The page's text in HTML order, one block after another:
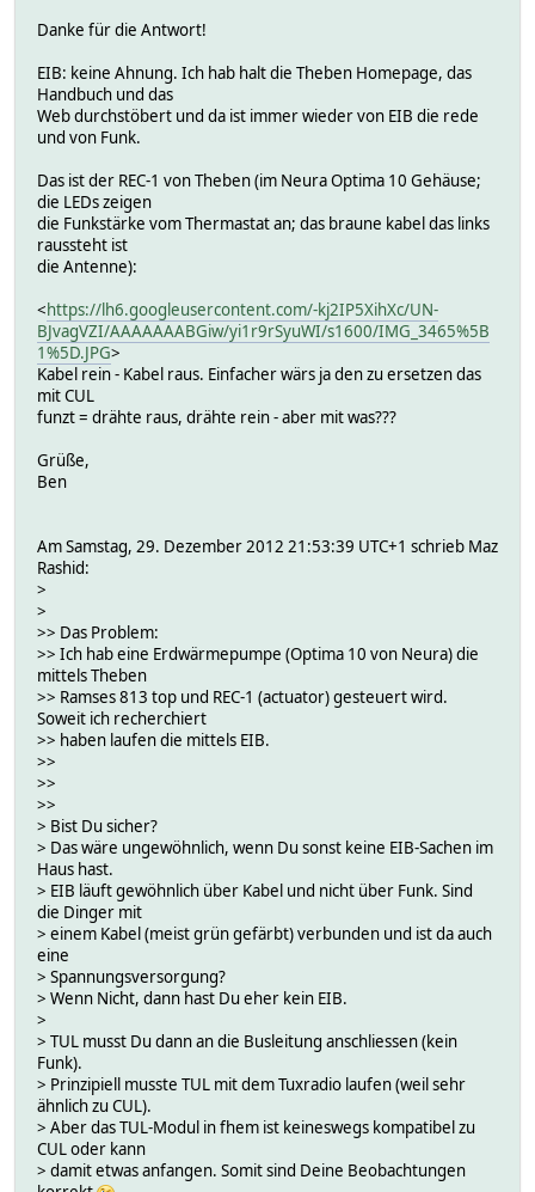
Danke für die Antwort!
EIB: keine Ahnung. Ich hab halt die Theben Homepage, das
Handbuch und das
Web durchstöbert und da ist immer wieder von EIB die rede
und von Funk.
Das ist der REC-1 von Theben (im Neura Optima 10 Gehäuse;
die LEDs zeigen
die Funkstärke vom Thermastat an; das braune kabel das links
raussteht ist
die Antenne):
<https://lh6.googleusercontent.com/-kj2IP5XihXc/UN-
BJvagVZI/AAAAAAABGiw/yi1r9rSyuWI/s1600/IMG_3465%5B
1%5D.JPG>
Kabel rein - Kabel raus. Einfacher wärs ja den zu ersetzen das
mit CUL
funzt = drähte raus, drähte rein - aber mit was???
Grüße,
Ben
Am Samstag, 29. Dezember 2012 21:53:39 UTC+1 schrieb Maz
Rashid:
>
>
>> Das Problem:
>> Ich hab eine Erdwärmepumpe (Optima 10 von Neura) die
mittels Theben
>> Ramses 813 top und REC-1 (actuator) gesteuert wird.
Soweit ich recherchiert
>> haben laufen die mittels EIB.
>>
>>
>>
> Bist Du sicher?
> Das wäre ungewöhnlich, wenn Du sonst keine EIB-Sachen im
Haus hast.
> EIB läuft gewöhnlich über Kabel und nicht über Funk. Sind
die Dinger mit
> einem Kabel (meist grün gefärbt) verbunden und ist da auch
eine
> Spannungsversorgung?
> Wenn Nicht, dann hast Du eher kein EIB.
>
> TUL musst Du dann an die Busleitung anschliessen (kein
Funk).
> Prinzipiell musste TUL mit dem Tuxradio laufen (weil sehr
ähnlich zu CUL).
> Aber das TUL-Modul in fhem ist keineswegs kompatibel zu
CUL oder kann
> damit etwas anfangen. Somit sind Deine Beobachtungen